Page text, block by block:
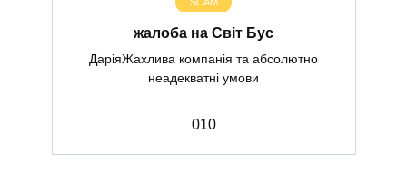
жалоба на Світ Бус
ДаріяЖахлива компанія та абсолютно
неадекватні умови
010